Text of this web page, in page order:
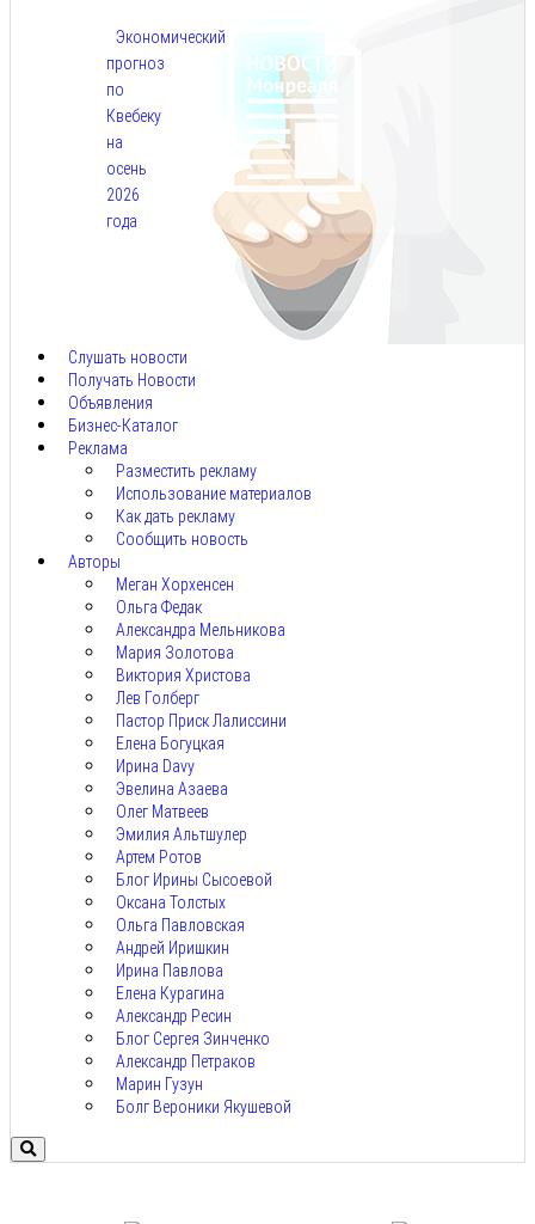
Экономический
прогноз
по
Квебеку
на
осень
2026
года
Слушать новости
Получать Новости
Объявления
Бизнес-Каталог
Реклама
Разместить рекламу
Использование материалов
Как дать рекламу
Сообщить новость
Авторы
Меган Хорхенсен
Ольга Федак
Александра Мельникова
Мария Золотова
Виктория Христова
Лев Голберг
Пастор Приск Лалиссини
Елена Богуцкая
Ирина Davy
Эвелина Азаева
Олег Матвеев
Эмилия Альтшулер
Артем Ротов
Блог Ирины Сысоевой
Оксана Толстых
Ольга Павловская
Андрей Иришкин
Ирина Павлова
Елена Курагина
Александр Ресин
Блог Сергея Зинченко
Александр Петраков
Марин Гузун
Болг Вероники Якушевой